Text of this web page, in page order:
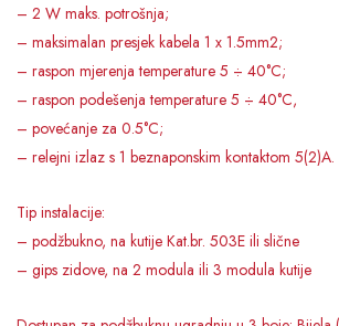
– 2 W maks. potrošnja;
– maksimalan presjek kabela 1 x 1.5mm2;
– raspon mjerenja temperature 5 ÷ 40°C;
– raspon podešenja temperature 5 ÷ 40°C,
– povećanje za 0.5°C;
– relejni izlaz s 1 beznaponskim kontaktom 5(2)A.
Tip instalacije:
– podžbukno, na kutije Kat.br. 503E ili slične
– gips zidove, na 2 modula ili 3 modula kutije